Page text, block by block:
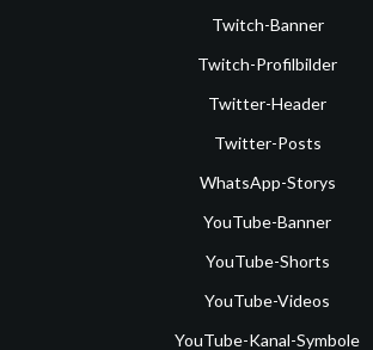
Twitch-Banner
Twitch-Profilbilder
Twitter-Header
Twitter-Posts
WhatsApp-Storys
YouTube-Banner
YouTube-Shorts
YouTube-Videos
YouTube-Kanal-Symbole